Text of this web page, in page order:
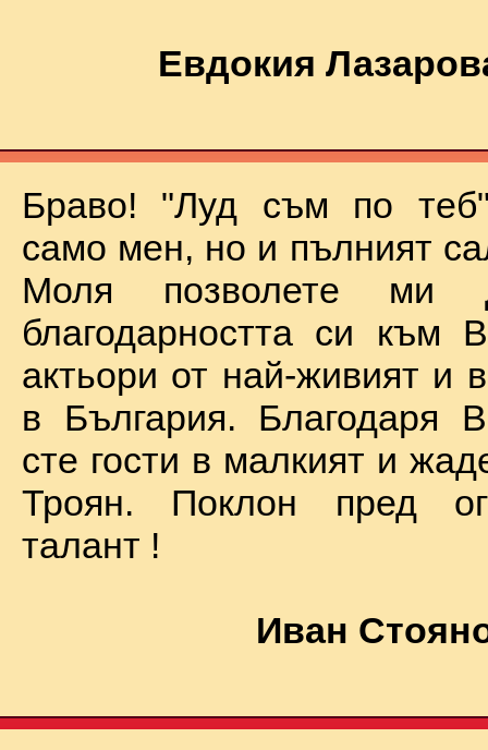
Евдокия
Браво! "Луд съм по
само мен, но и пълният
Моля позволете ми
благодарността си към
актьори от най-живият и
в България. Благодаря
сте гости в малкият и
Троян. Поклон пред
талант !
Иван